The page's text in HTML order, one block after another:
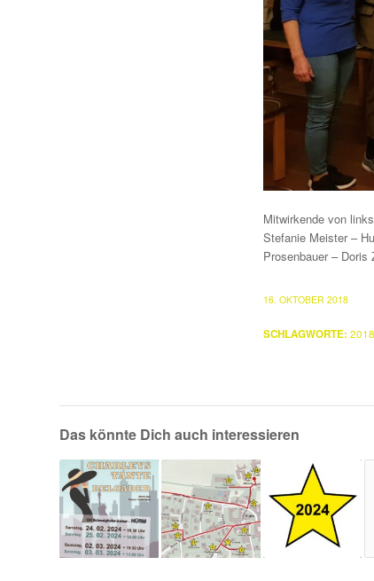
Mitwirkende von
Stefanie Meister –
Prosenbauer –
16. OKTOBER 2018
SCHLAGWORTE: 2018
Das könnte Dich auch interessieren